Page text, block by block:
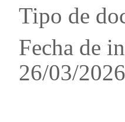
Tipo de
Fecha de
26/03/2026